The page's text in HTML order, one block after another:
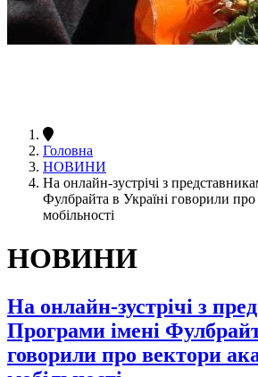
Головна
НОВИНИ
На онлайн-зустрічі з
Фулбрайта в Україні говорили про
мобільності
НОВИНИ
На онлайн-зустрічі з
Програми імені
говорили про вектори